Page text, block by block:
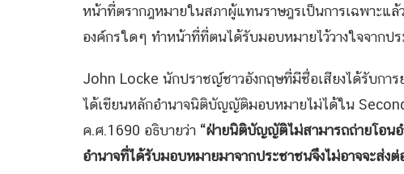
หน้าที่ตรากฎหมายในสภาผู้แทนราษฎรเป็นการเฉพาะแ
องค์กรใดๆ ทำหน้าที่ที่ตนได้รับมอบหมายไว้วางใจจากป
John Locke นักปราชญ์ชาวอังกฤษที่มีชื่อเสียงได้รับกา
ได้เขียนหลักอำนาจนิติบัญญัติมอบหมายไม่ได้ใน
ค.ศ.1690 อธิบายว่า “ฝ่ายนิติบัญญัติไม่สามารถถ่ายโอน
อำนาจที่ได้รับมอบหมายมาจากประชาชนจึงไม่อาจจะส่ง